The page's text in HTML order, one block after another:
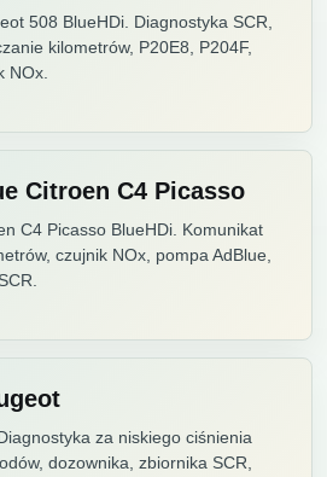
508 BlueHDi. Diagnostyka SCR,
kilometrów, P20E8, P204F,
NOx.
Citroen C4 Picasso
C4 Picasso BlueHDi. Komunikat
czujnik NOx, pompa AdBlue,
za niskiego ciśnienia
dozownika, zbiornika SCR,